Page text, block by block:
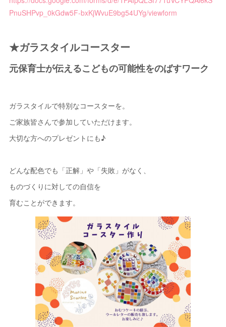
PnuSHPvp_0kGdw5F-bxKjWvuE9bg54UYg/viewform
★ガラスタイルコースター
元保育士が伝えるこどもの可能性をのばすワーク
ガラスタイルで特別なコースターを。
ご家族皆さんで参加していただけます。
大切な方へのプレゼントにも♪
どんな配色でも「正解」や「失敗」がなく、
ものづくりに対しての自信を
育むことができます。